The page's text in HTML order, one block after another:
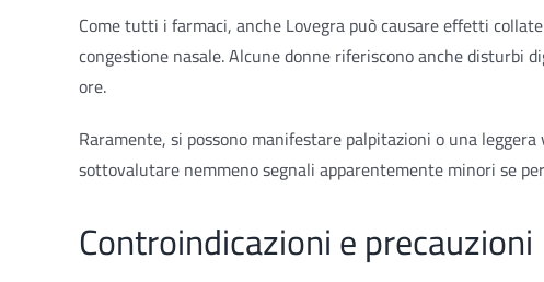
Come tutti i farmaci, anche Lovegra può causare effetti
congestione nasale. Alcune donne riferiscono anche disturbi
ore.
Raramente, si possono manifestare palpitazioni o una
sottovalutare nemmeno segnali apparentemente minori se
Controindicazioni e precauzioni